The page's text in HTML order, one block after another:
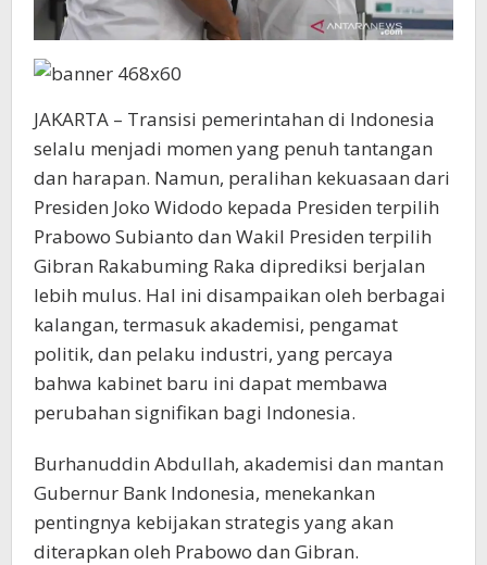
JAKARTA – Transisi pemerintahan di Indonesia
selalu menjadi momen yang penuh tantangan
dan harapan. Namun, peralihan kekuasaan dari
Presiden Joko Widodo kepada Presiden terpilih
Prabowo Subianto dan Wakil Presiden terpilih
Gibran Rakabuming Raka diprediksi berjalan
lebih mulus. Hal ini disampaikan oleh berbagai
kalangan, termasuk akademisi, pengamat
politik, dan pelaku industri, yang percaya
bahwa kabinet baru ini dapat membawa
perubahan signifikan bagi Indonesia.
Burhanuddin Abdullah, akademisi dan mantan
Gubernur Bank Indonesia, menekankan
pentingnya kebijakan strategis yang akan
diterapkan oleh Prabowo dan Gibran.